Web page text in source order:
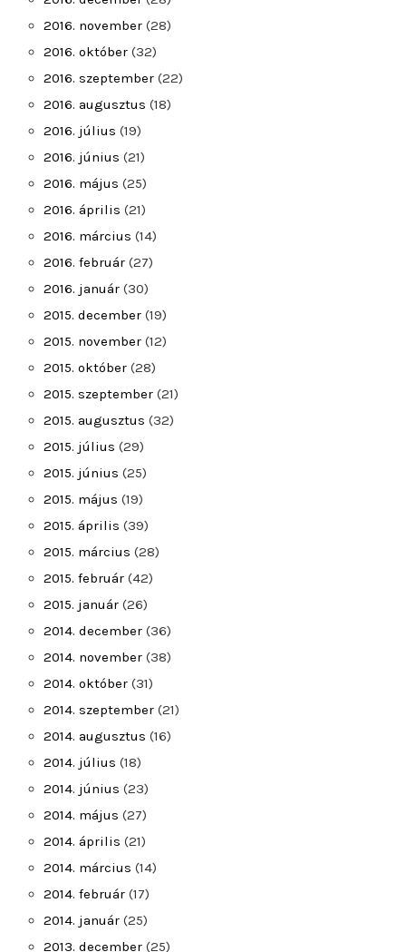
2016. november (28)
2016. október (32)
2016. szeptember (22)
2016. augusztus (18)
2016. július (19)
2016. június (21)
2016. május (25)
2016. április (21)
2016. március (14)
2016. február (27)
2016. január (30)
2015. december (19)
2015. november (12)
2015. október (28)
2015. szeptember (21)
2015. augusztus (32)
2015. július (29)
2015. június (25)
2015. május (19)
2015. április (39)
2015. március (28)
2015. február (42)
2015. január (26)
2014. december (36)
2014. november (38)
2014. október (31)
2014. szeptember (21)
2014. augusztus (16)
2014. július (18)
2014. június (23)
2014. május (27)
2014. április (21)
2014. március (14)
2014. február (17)
2014. január (25)
2013. december (25)